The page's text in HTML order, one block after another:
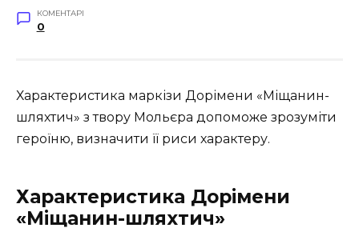
КОМЕНТАРІ
0
Характеристика маркізи Дорімени «Міщанин-
шляхтич» з твору Мольєра допоможе зрозуміти
героїню, визначити її риси характеру.
Характеристика Дорімени
«Міщанин-шляхтич»